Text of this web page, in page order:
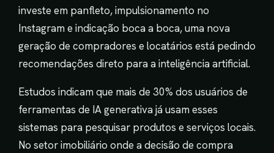
investe em panfleto, impulsionamento no
Instagram e indicação boca a boca, uma nova
geração de compradores e locatários está pedindo
recomendações direto para a inteligência artificial.
Estudos indicam que mais de 30% dos usuários de
ferramentas de IA generativa já usam esses
sistemas para pesquisar produtos e serviços locais.
No setor imobiliário onde a decisão de compra